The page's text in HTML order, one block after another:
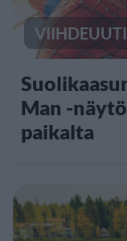
Man -
paikalta